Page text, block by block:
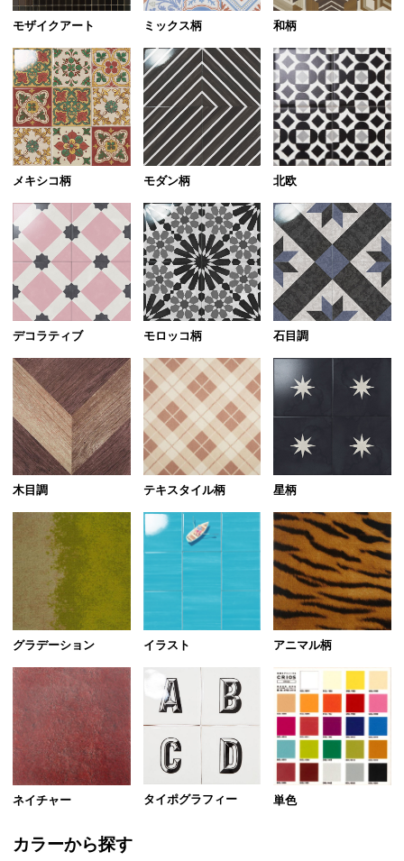
モザイクアート ミックス柄 和柄
メキシコ柄 モダン柄 北欧
デコラティブ モロッコ柄 石目調
木目調 テキスタイル柄 星柄
グラデーション イラスト アニマル柄
ネイチャー タイポグラフィー 単色
カラーから探す